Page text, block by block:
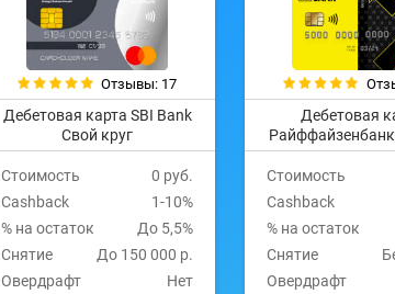
Отзывы: 17
Дебетовая карта SBI Bank
Свой круг
Стоимость
0 руб.
Cashback
1-10%
% на остаток
До 5,5%
Снятие
До 150 000 р.
Овердрафт
Нет
Дебетовая
Стоимость
Cashback
% на остаток
Снятие
Овердрафт